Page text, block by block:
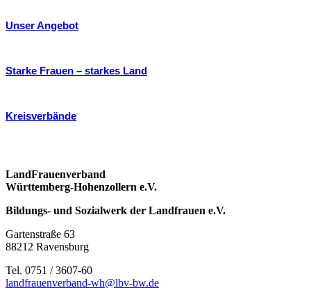
Unser Angebot
Starke Frauen – starkes Land
Kreisverbände
LandFrauenverband
Württemberg-Hohenzollern e.V.
Bildungs- und Sozialwerk der Landfrauen e.V.
Gartenstraße 63
88212 Ravensburg
Tel. 0751 / 3607-60
landfrauenverband-wh@lbv-bw.de